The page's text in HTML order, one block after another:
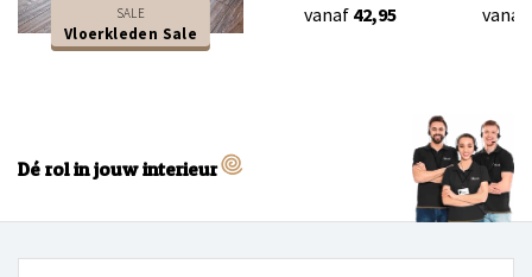
SALE
Vloerkleden Sale
vanaf 42,95 vanaf
Dé rol in jouw interieur